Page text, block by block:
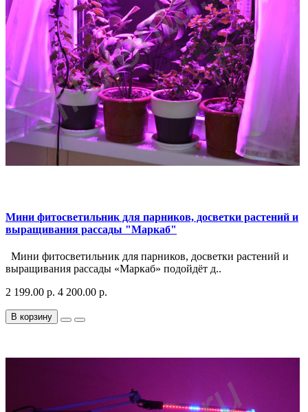
Мини фитосветильник для парников, досветки растений и
выращивания рассады "Маркаб"
Мини фитосветильник для парников, досветки растений и
выращивания рассады «Маркаб» подойдёт д..
2 199.00 р. 4 200.00 р.
В корзину